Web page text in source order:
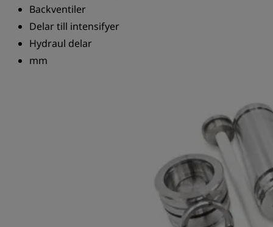
Backventiler
Delar till intensifyer
Hydraul delar
mm